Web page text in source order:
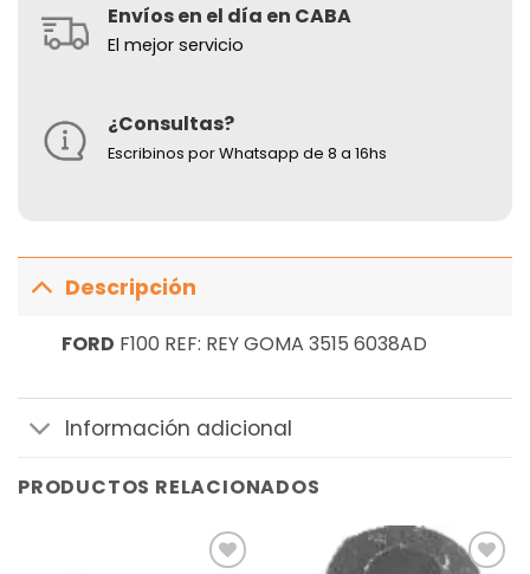
Envíos en el día en CABA
El mejor servicio
¿Consultas?
Escribinos por Whatsapp de 8 a 16hs
Descripción
FORD F100 REF: REY GOMA 3515 6038AD
Información adicional
PRODUCTOS RELACIONADOS